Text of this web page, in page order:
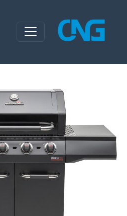
content